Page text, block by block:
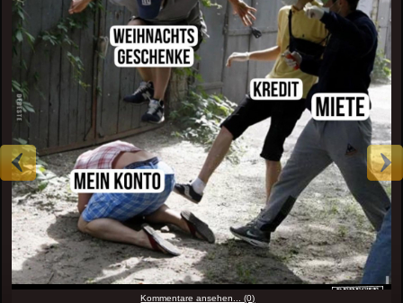
Kommentare ansehen... (0)